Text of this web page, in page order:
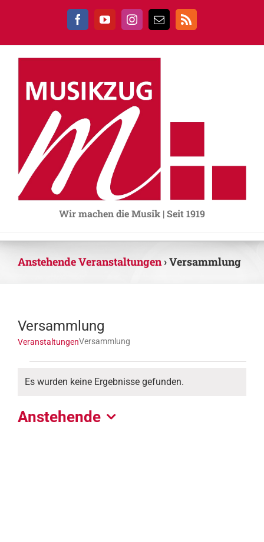
FacebookYouTubeInstagram
E-
Rss
Wir machen die Musik | Seit 1919
Anstehende Veranstaltungen› Versammlung
Versammlung
VeranstaltungenVersammlung
Hinweis
Es wurden keine Ergebnisse gefunden.
Anstehende